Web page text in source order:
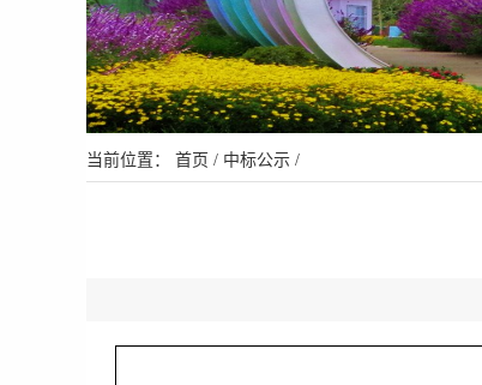
当前位置： 首页 / 中标公示 /